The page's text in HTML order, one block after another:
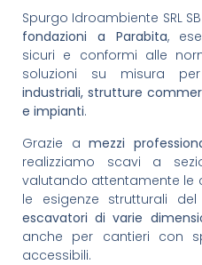
Spurgo Idroambiente SRL
fondazioni a Parabita,
sicuri e conformi alle
soluzioni su misura
industriali, strutture
e impianti.
Grazie amezzi
realizziamo scavi a
valutando attentamente le
le esigenze strutturali
escavatori di varie
anche per cantieri con
accessibili.